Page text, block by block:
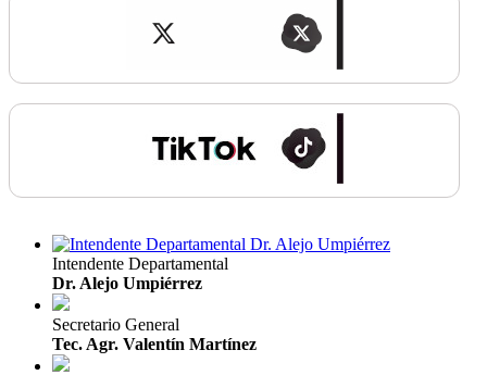
Intendente Departamental
Dr. Alejo Umpiérrez
Secretario General
Tec. Agr. Valentín Martínez